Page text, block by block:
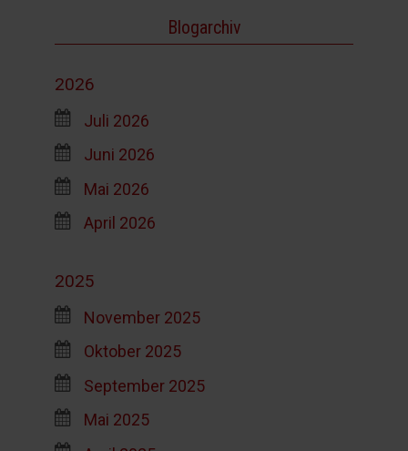
Blogarchiv
2026
Juli 2026
Juni 2026
Mai 2026
April 2026
2025
November 2025
Oktober 2025
September 2025
Mai 2025